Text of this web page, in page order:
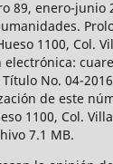
89, enero-
1100, Col.
No. 04-
de este
1100, Col.
7.1 MB.